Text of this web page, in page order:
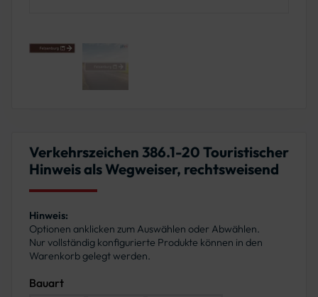
Verkehrszeichen 386.1-20 Touristischer
Hinweis als Wegweiser, rechtsweisend
Hinweis:
Optionen anklicken zum Auswählen oder Abwählen.
Nur vollständig konfigurierte Produkte können in den
Warenkorb gelegt werden.
Bauart